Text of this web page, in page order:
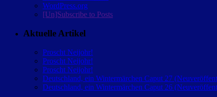
WordPress.org
[Un]Subscribe to Posts
Aktuelle Artikel
Proscht Neijohr!
Proscht Neijohr!
Proscht Neijohr!
Deutschland, ein Wintermärchen Caput 27
Deutschland, ein Wintermärchen Caput 26